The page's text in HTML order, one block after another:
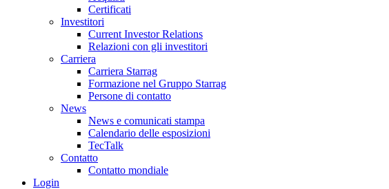
Certificati
Investitori
Current Investor Relations
Relazioni con gli investitori
Carriera
Carriera Starrag
Formazione nel Gruppo Starrag
Persone di contatto
News
News e comunicati stampa
Calendario delle esposizioni
TecTalk
Contatto
Contatto mondiale
Login